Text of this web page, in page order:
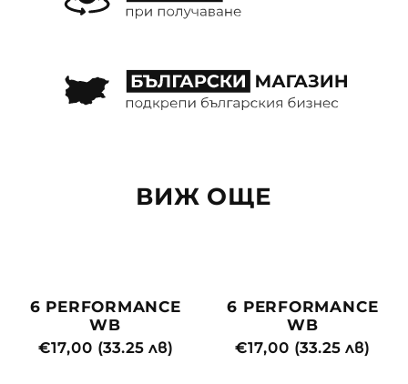
ВИЖ ОЩЕ
6 PERFORMANCE
WB
Редовна
€17,00 (33.25 лв)
6 PERFORMANCE
WB
Редовна
€17,00 (33.25 лв)